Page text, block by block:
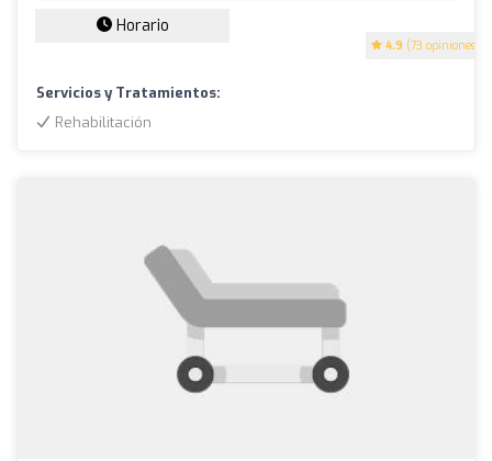
4.9 (73 opiniones)
Horario
Servicios y Tratamientos:
Rehabilitación